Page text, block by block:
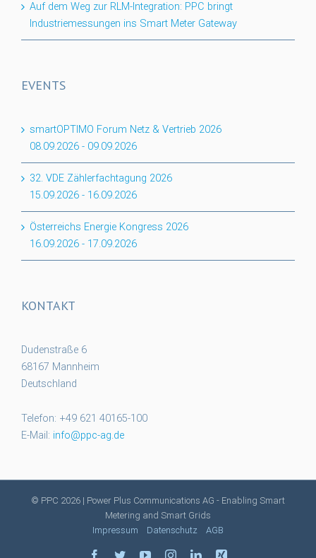
Auf dem Weg zur RLM-Integration: PPC bringt
Industriemessungen ins Smart Meter Gateway
EVENTS
smartOPTIMO Forum Netz & Vertrieb 2026
08.09.2026 - 09.09.2026
32. VDE Zählerfachtagung 2026
15.09.2026 - 16.09.2026
Österreichs Energie Kongress 2026
16.09.2026 - 17.09.2026
KONTAKT
Dudenstraße 6
68167 Mannheim
Deutschland
Telefon: +49 621 40165-100
E-Mail: info@ppc-ag.de
© PPC 2026 | Power Plus Communications AG - Enabling Smart
Metering and Smart Grids
Impressum
Datenschutz AGB
facebook
twitteryoutubeinstagram
linkedinxing